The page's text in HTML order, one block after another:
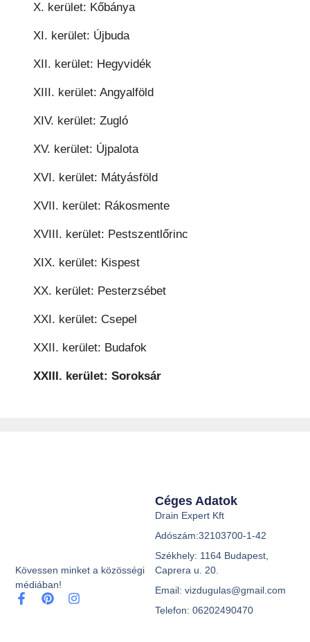
X. kerület: Kőbánya
XI. kerület: Újbuda
XII. kerület: Hegyvidék
XIII. kerület: Angyalföld
XIV. kerület: Zugló
XV. kerület: Újpalota
XVI. kerület: Mátyásföld
XVII. kerület: Rákosmente
XVIII. kerület: Pestszentlőrinc
XIX. kerület: Kispest
XX. kerület: Pesterzsébet
XXI. kerület: Csepel
XXII. kerület: Budafok
XXIII. kerület: Soroksár
Kövessen minket a közösségi
médiában!
Céges Adatok
Drain Expert Kft
Adószám:32103700-1-42
Székhely: 1164 Budapest,
Caprera u. 20.
Email: vizdugulas@gmail.com
Telefon: 06202490470